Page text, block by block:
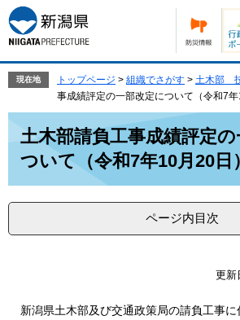
ー
ジ
の
で
ニ
ュ
ー
ば
現在地 トップページ > 組織でさがす > 土木部
事成績評定の一部改定について（令和7
土木部請負工事成績評定
ついて（令和7年10月20日
ページ内目次
更新
新潟県土木部及び交通政策局の請負工事